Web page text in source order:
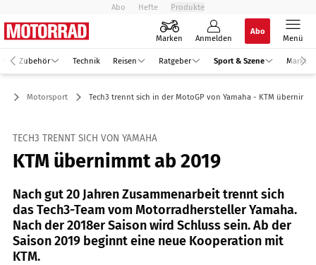
Abo Hefte Produkte
Marken Anmelden
Abo
Menü
Zubehör Technik Reisen Ratgeber Sport & Szene Markt
Motorsport Tech3 trennt sich in der MotoGP von Yamaha - KTM
TECH3 TRENNT SICH VON YAMAHA
KTM übernimmt ab 2019
Nach gut 20 Jahren Zusammenarbeit trennt sich
das Tech3-Team vom Motorradhersteller Yamaha.
Nach der 2018er Saison wird Schluss sein. Ab der
Saison 2019 beginnt eine neue Kooperation mit
KTM.